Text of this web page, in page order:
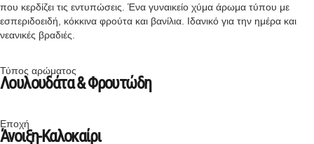
που κερδίζει τις εντυπώσεις. Ένα γυναικείο χύμα άρωμα τύπου με
εσπεριδοειδή, κόκκινα φρούτα και βανίλια. Ιδανικό για την ημέρα και
νεανικές βραδιές.
Τύπος αρώματος
Λουλουδάτα & Φρουτώδη
Εποχή
Άνοιξη-Καλοκαίρι